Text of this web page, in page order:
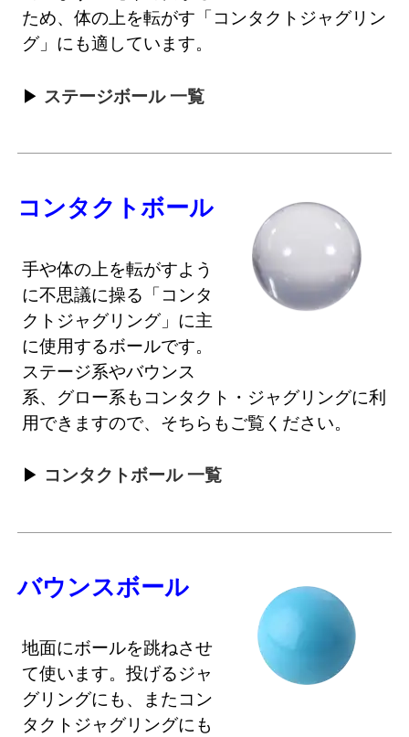
ため、体の上を転がす「コンタクトジャグリン
グ」にも適しています。
ステージボール 一覧
コンタクトボール
手や体の上を転がすよう
に不思議に操る「コンタ
クトジャグリング」に主
に使用するボールです。
ステージ系やバウンス
系、グロー系もコンタクト・ジャグリングに利
用できますので、そちらもご覧ください。
コンタクトボール 一覧
バウンスボール
地面にボールを跳ねさせ
て使います。投げるジャ
グリングにも、またコン
タクトジャグリングにも